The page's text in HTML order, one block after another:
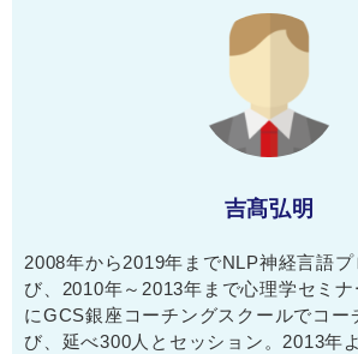
吉髙弘明
2008年から2019年までNLP神経言語
び、2010年～2013年まで心理学セミ
にGCS銀座コーチングスクールでコー
び、延べ300人とセッション。2013年